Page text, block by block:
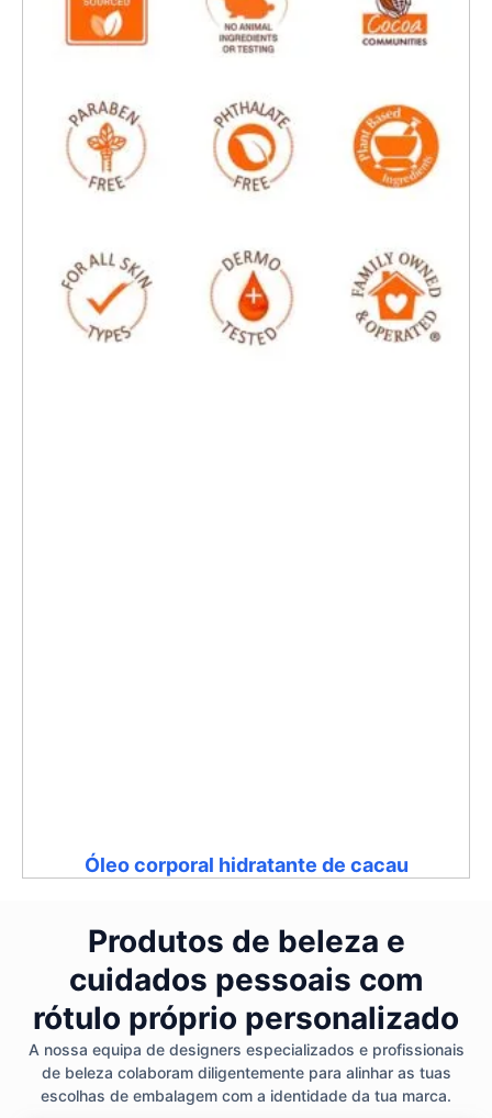
Óleo corporal hidratante de cacau
Produtos de beleza e
cuidados pessoais com
rótulo próprio personalizado
A nossa equipa de designers especializados e profissionais
de beleza colaboram diligentemente para alinhar as tuas
escolhas de embalagem com a identidade da tua marca.